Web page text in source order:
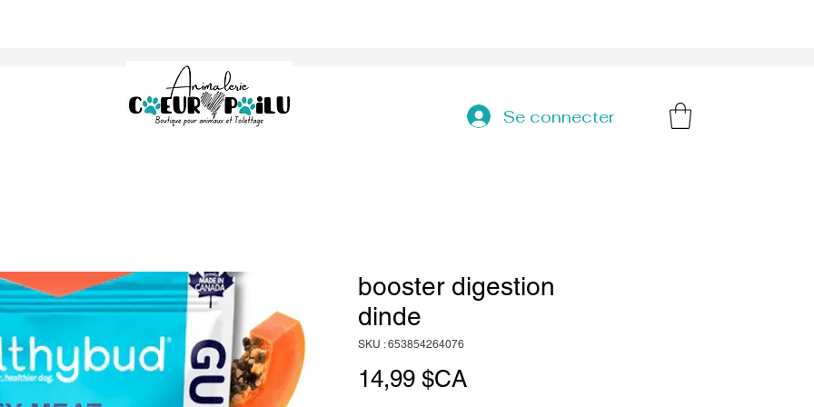
Se connecter
booster digestion
dinde
SKU : 653854264076
14,99 $CAPrix